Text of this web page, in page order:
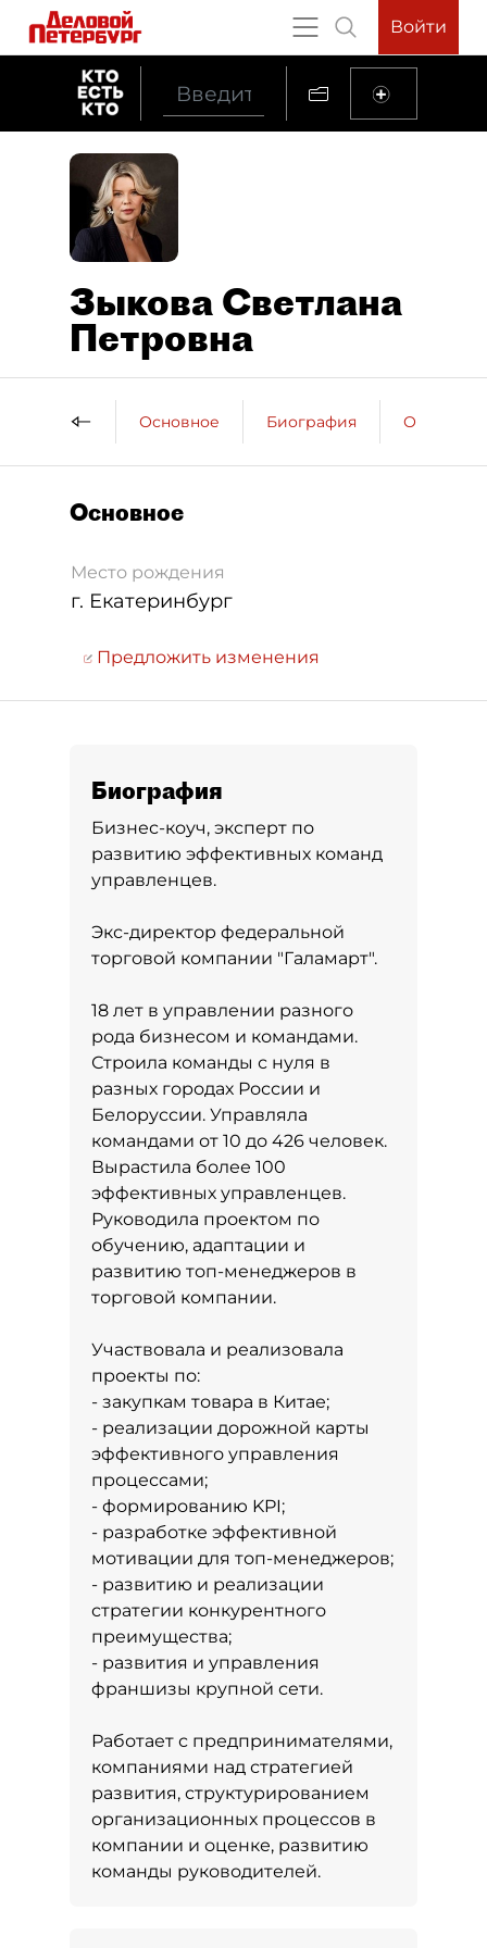
Войти
Зыкова Светлана
Петровна
Основное Биография
Основное
Место рождения
г. Екатеринбург
Предложить изменения
Биография
Бизнес-коуч, эксперт по
развитию эффективных команд
управленцев.
Экс-директор федеральной
торговой компании "Галамарт".
18 лет в управлении разного
рода бизнесом и командами.
Строила команды с нуля в
разных городах России и
Белоруссии. Управляла
командами от 10 до 426 человек.
Вырастила более 100
эффективных управленцев.
Руководила проектом по
обучению, адаптации и
развитию топ-менеджеров в
торговой компании.
Участвовала и реализовала
проекты по:
- закупкам товара в Китае;
- реализации дорожной карты
эффективного управления
процессами;
- формированию KPI;
- разработке эффективной
мотивации для топ-менеджеров;
- развитию и реализации
стратегии конкурентного
преимущества;
- развития и управления
франшизы крупной сети.
Работает с предпринимателями,
компаниями над стратегией
развития, структурированием
организационных процессов в
компании и оценке, развитию
команды руководителей.